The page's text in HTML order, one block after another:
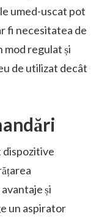
umed-uscat pot
fi necesitatea de
mod regulat și
de utilizat decât
dispozitive
și
un aspirator